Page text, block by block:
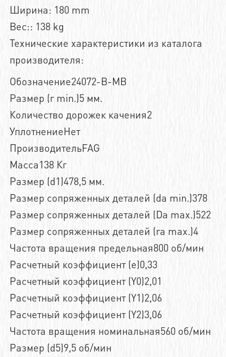
Ширина: 180 mm
Вес:: 138 kg
Технические характеристики из каталога
производителя:
Обозначение24072-B-MB
Размер (r min.)5 мм.
Количество дорожек качения2
УплотнениеНет
ПроизводительFAG
Масса138 Кг
Размер (d1)478,5 мм.
Размер сопряженных деталей (da min.)378
Размер сопряженных деталей (Da max.)522
Размер сопряженных деталей (ra max.)4
Частота вращения предельная800 об/мин
Расчетный коэффициент (e)0,33
Расчетный коэффициент (Y0)2,01
Расчетный коэффициент (Y1)2,06
Расчетный коэффициент (Y2)3,06
Частота вращения номинальная560 об/мин
Размер (d5)9,5 об/мин